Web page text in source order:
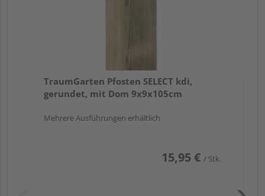
TraumGarten Pfosten SELECT kdi,
gerundet, mit Dom 9x9x105cm
Mehrere Ausführungen erhältlich
15,95 € / Stk.